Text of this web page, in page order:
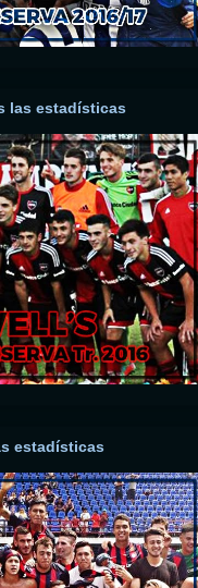
las estadísticas
estadísticas